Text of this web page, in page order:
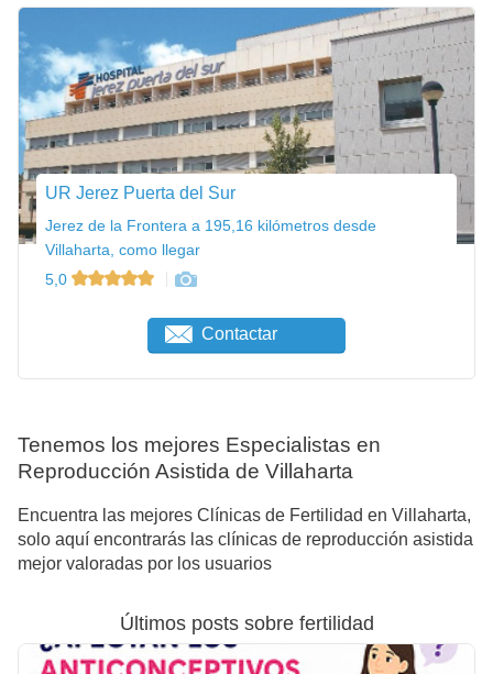
UR Jerez Puerta del Sur
Jerez de la Frontera a 195,16 kilómetros desde
Villaharta, como llegar
5,0
Contactar
Tenemos los mejores Especialistas en
Reproducción Asistida de Villaharta
Encuentra las mejores Clínicas de Fertilidad en Villaharta,
solo aquí encontrarás las clínicas de reproducción asistida
mejor valoradas por los usuarios
Últimos posts sobre fertilidad